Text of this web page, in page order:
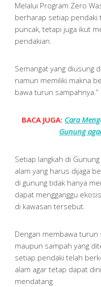
Melalui Program Zero
berharap setiap pendaki
puncak, tetapi juga ikut
pendakian.
Semangat yang diusung
namun memiliki makna
bawa turun sampahnya.”
BACA JUGA: Cara
Gunung
Setiap langkah di
alam yang harus dijaga
di gunung tidak hanya
dapat mengganggu
di kawasan tersebut.
Dengan membawa turun
maupun sampah yang
setiap pendaki telah
alam agar tetap dapat
mendatang.